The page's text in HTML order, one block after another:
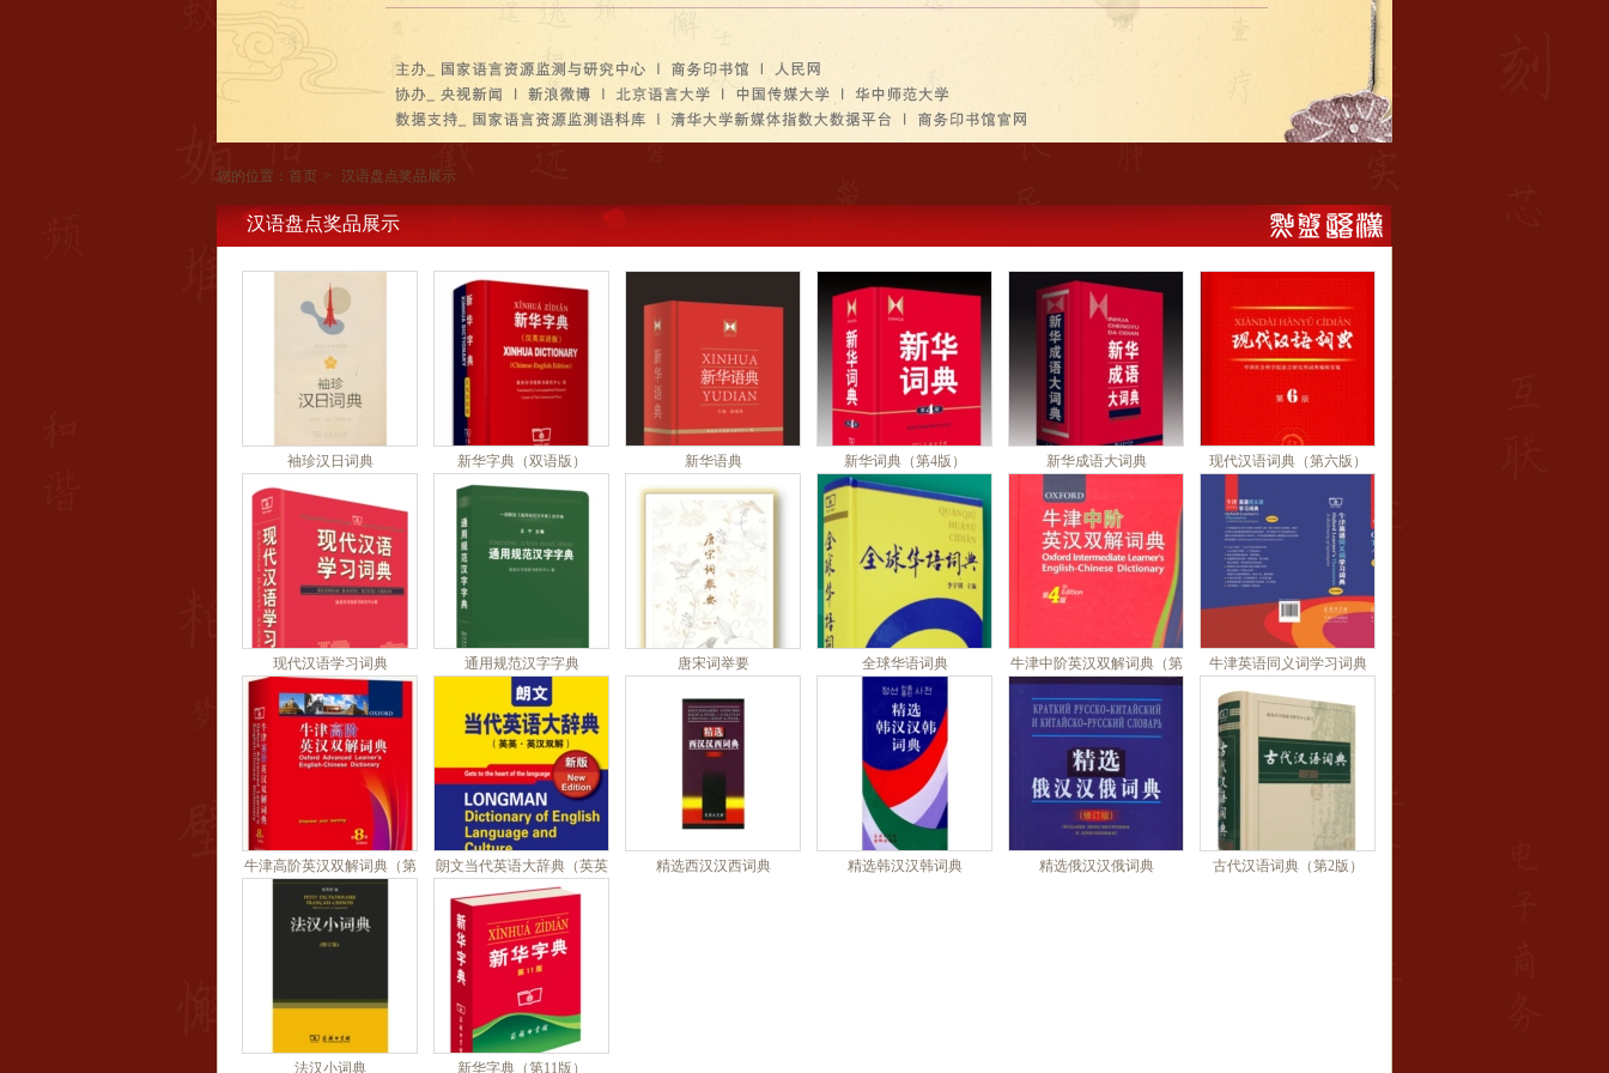
您的位置： 首页 > 汉语盘点奖品展示
汉语盘点奖品展示
袖珍汉日词典 新华字典（双语版） 新华语典 新华词典（第4版） 新华成语大词典 现代汉语词典（第六版）
现代汉语学习词典 通用规范汉字字典 唐宋词举要 全球华语词典
牛津中阶英汉双解词典（第
4版）
牛津英语同义词学习词典
牛津高阶英汉双解词典（第
8版）
朗文当代英语大辞典（英英
•英汉双解）
精选西汉汉西词典 精选韩汉汉韩词典 精选俄汉汉俄词典 古代汉语词典（第2版）
法汉小词典 新华字典（第11版）